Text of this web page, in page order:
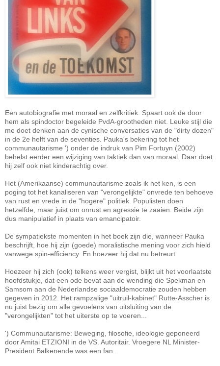
Een autobiografie met moraal en zelfkritiek. Spaart ook de door
hem als spindoctor begeleide PvdA-grootheden niet. Leuke stijl die
me doet denken aan de cynische conversaties van de "dirty dozen"
in de 2e helft van de seventies. Pauka's bekering tot het
communautarisme ') onder de indruk van Pim Fortuyn (2002)
behelst eerder een wijziging van taktiek dan van moraal. Daar doet
hij zelf ook niet kinderachtig over.
Het (Amerikaanse) communautarisme zoals ik het ken, is een
poging tot het kanaliseren van "verongelijkte" onvrede ten behoeve
van rust en vrede in de "hogere" politiek. Populisten doen
hetzelfde, maar juist om onrust en agressie te zaaien. Beide zijn
dus manipulatief in plaats van emancipatoir.
De sympatiekste momenten in het boek zijn die, wanneer Pauka
beschrijft, hoe hij zijn (goede) moralistische mening voor zich hield
vanwege spin-efficiency. En hoezeer hij dat nu betreurt.
Hoezeer hij zich (ook) telkens weer vergist, blijkt uit het voorlaatste
hoofdstukje, dat een ode bevat aan de wending die Spekman en
Samsom aan de Nederlandse sociaaldemocratie zouden hebben
gegeven in 2012. Het rampzalige "uitruil-kabinet" Rutte-Asscher is
nu juist bezig om alle gevoelens van uitsluiting van de
"verongelijkten" tot het uiterste op te voeren...
') Communautarisme: Beweging, filosofie, ideologie geponeerd
door Amitai ETZIONI in de VS. Autoritair. Vroegere NL Minister-
President Balkenende was een fan.